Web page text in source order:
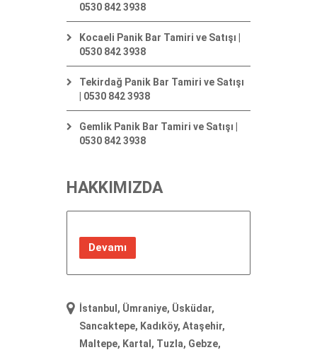
0530 842 3938
Kocaeli Panik Bar Tamiri ve Satışı |
0530 842 3938
Tekirdağ Panik Bar Tamiri ve Satışı
| 0530 842 3938
Gemlik Panik Bar Tamiri ve Satışı |
0530 842 3938
HAKKIMIZDA
Devamı
İstanbul, Ümraniye, Üsküdar,
Sancaktepe, Kadıköy, Ataşehir,
Maltepe, Kartal, Tuzla, Gebze,